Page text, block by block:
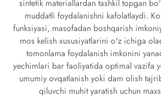
sintetik materiallardan tashkil topgan
muddatli foydalanishni kafolatlaydi.
funksiyasi, masofadan boshqarish
mos kelish xususiyatlarini o'z ichiga
tomonlama foydalanish imkonini
yechimlari bar faoliyatida optimal vazifa
umumiy ovqatlanish yoki dam olish
qiluvchi muhit yaratish uchun